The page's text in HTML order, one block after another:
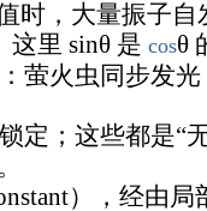
时，大量振子
这里 sinθ⁡ 是 cosθ⁡
萤火虫同步发
定；这些都是“
），经由局